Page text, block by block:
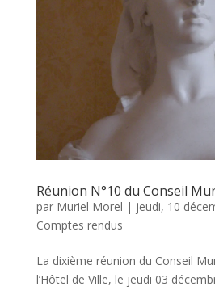
Réunion N°10 du Conseil
par Muriel Morel | jeudi, 10
Comptes rendus
La dixième réunion du Conseil
l’Hôtel de Ville, le jeudi 03